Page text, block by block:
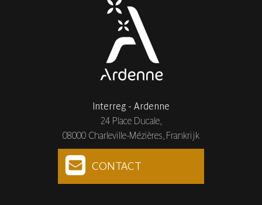
Interreg - Ardenne
24 Place Ducale,
08000 Charleville-Mézières, Frankrijk
CONTACT